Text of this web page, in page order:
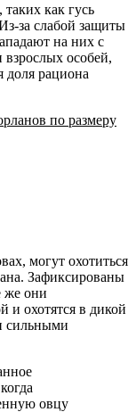
как гусь
за слабой защиты
на них с
взрослых особей,
доля рациона
по размеру
могут охотиться
Зафиксированы
же они
и охотятся в дикой
сильными
овцу